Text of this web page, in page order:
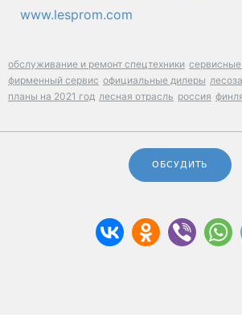
www.lesprom.com
обслуживание и ремонт спецтехники
фирменный сервис официальные дилеры
планы на 2021 год лесная отрасль россия
ОБСУДИТЬ